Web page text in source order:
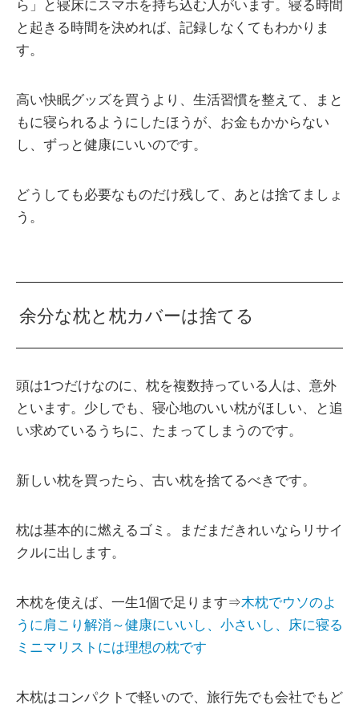
ら」と寝床にスマホを持ち込む人がいます。寝る時間
と起きる時間を決めれば、記録しなくてもわかりま
す。
高い快眠グッズを買うより、生活習慣を整えて、まと
もに寝られるようにしたほうが、お金もかからない
し、ずっと健康にいいのです。
どうしても必要なものだけ残して、あとは捨てましょ
う。
余分な枕と枕カバーは捨てる
頭は1つだけなのに、枕を複数持っている人は、意外
といます。少しでも、寝心地のいい枕がほしい、と追
い求めているうちに、たまってしまうのです。
新しい枕を買ったら、古い枕を捨てるべきです。
枕は基本的に燃えるゴミ。まだまだきれいならリサイ
クルに出します。
木枕を使えば、一生1個で足ります⇒木枕でウソのよ
うに肩こり解消～健康にいいし、小さいし、床に寝る
ミニマリストには理想の枕です
木枕はコンパクトで軽いので、旅行先でも会社でもど